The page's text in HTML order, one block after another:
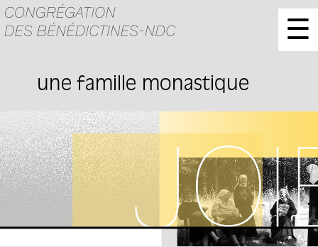
☰
une famille monastique